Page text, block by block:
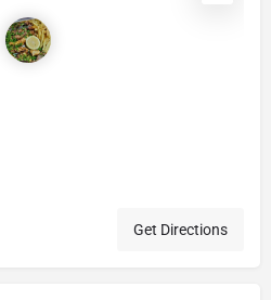
Get Directions